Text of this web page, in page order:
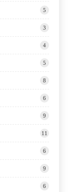
5
3
4
5
8
6
9
11
6
9
6